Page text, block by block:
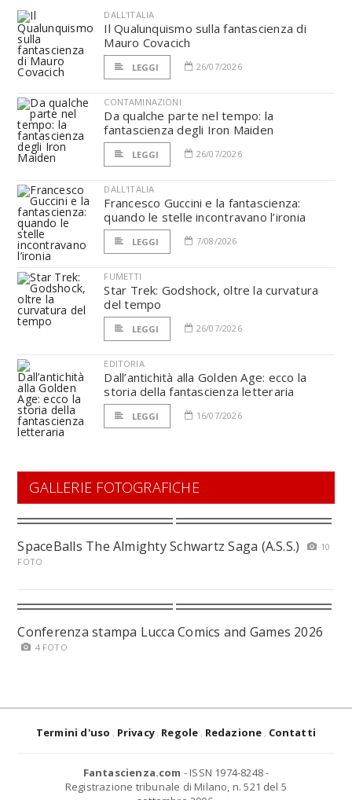
DALL'ITALIA
Il Qualunquismo sulla fantascienza di
Mauro Covacich
LEGGI 26/07/2026
CONTAMINAZIONI
Da qualche parte nel tempo: la
fantascienza degli Iron Maiden
LEGGI 26/07/2026
DALL'ITALIA
Francesco Guccini e la fantascienza:
quando le stelle incontravano l’ironia
LEGGI 7/08/2026
FUMETTI
Star Trek: Godshock, oltre la curvatura
del tempo
LEGGI 26/07/2026
EDITORIA
Dall’antichità alla Golden Age: ecco la
storia della fantascienza letteraria
LEGGI 16/07/2026
GALLERIE FOTOGRAFICHE
SpaceBalls The Almighty Schwartz Saga (A.S.S.)
10
FOTO
Conferenza stampa Lucca Comics and Games 2026
4 FOTO
Termini d'uso Privacy Regole Redazione Contatti
Fantascienza.com - ISSN 1974-8248 -
Registrazione tribunale di Milano, n. 521 del 5